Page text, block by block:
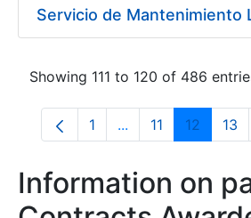
Showing 111 to 120 of 486
Page
1 ...Intermediate
Page
11 Page
12 13
Information on